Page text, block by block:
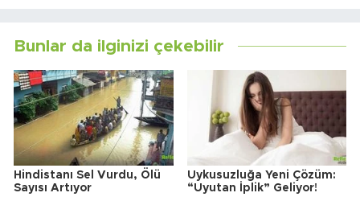
Bunlar da ilginizi çekebilir
Hindistanı Sel Vurdu, Ölü
Sayısı Artıyor
Uykusuzluğa Yeni Çözüm:
“Uyutan İplik” Geliyor!